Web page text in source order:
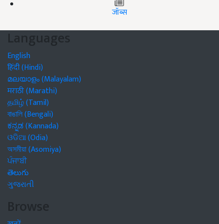
जॉब्स
Languages
English
हिंदी (Hindi)
മലയാളം (Malayalam)
मराठी (Marathi)
தமிழ் (Tamil)
বাঙালি (Bengali)
ಕನ್ನಡ (Kannada)
ଓଡିଆ (Odia)
অসমীয়া (Asomiya)
ਪੰਜਾਬੀ
తెలుగు
ગુજરાતી
Browse